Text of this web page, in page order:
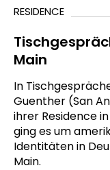
RESIDENCE
Main
In
Guenther (San
ihrer Residence
ging es um
Identitäten in
Main.